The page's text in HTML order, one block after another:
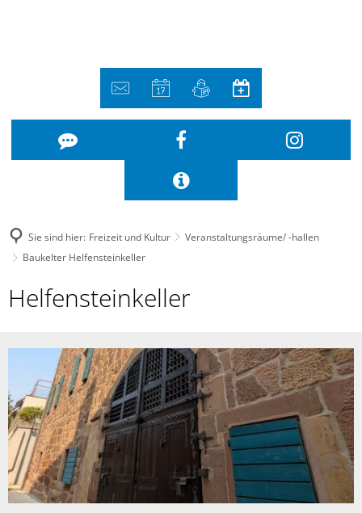
Sie sind hier: Freizeit und Kultur
Veranstaltungsräume/ -hallen
Baukelter Helfensteinkeller
Baukelter
Helfensteinkeller